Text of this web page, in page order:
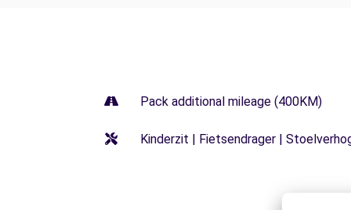
Pack additional mileage (400KM)
Kinderzit | Fietsendrager |